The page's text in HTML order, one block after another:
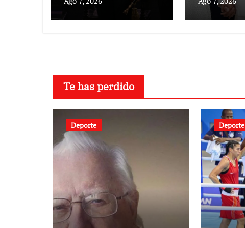
Te has perdido
Deporte Deporte